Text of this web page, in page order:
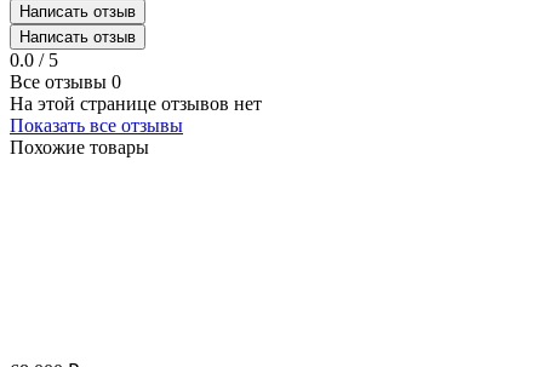
Написать отзыв
Написать отзыв
0.0 / 5
Все отзывы 0
На этой странице отзывов нет
Показать все отзывы
Похожие товары